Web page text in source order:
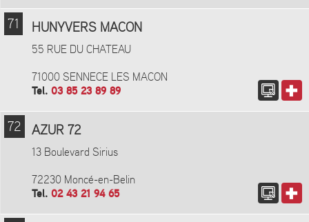
71 HUNYVERS MACON
55 RUE DU CHATEAU
71000 SENNECE LES MACON
Tel. 03 85 23 89 89
72 AZUR 72
13 Boulevard Sirius
72230 Moncé-en-Belin
Tel. 02 43 21 94 65